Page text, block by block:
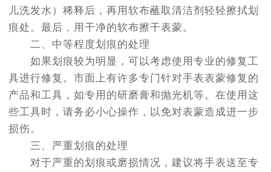
儿洗发水）稀释后，再用软布蘸取清洁剂轻轻擦拭划
痕处。最后，用干净的软布擦干表蒙。
二、中等程度划痕的处理
如果划痕较为明显，可以考虑使用专业的修复工
具进行修复。市面上有许多专门针对手表表蒙修复的
产品和工具，如专用的研磨膏和抛光机等。在使用这
些工具时，请务必小心操作，以免对表蒙造成进一步
损伤。
三、严重划痕的处理
对于严重的划痕或磨损情况，建议将手表送至专